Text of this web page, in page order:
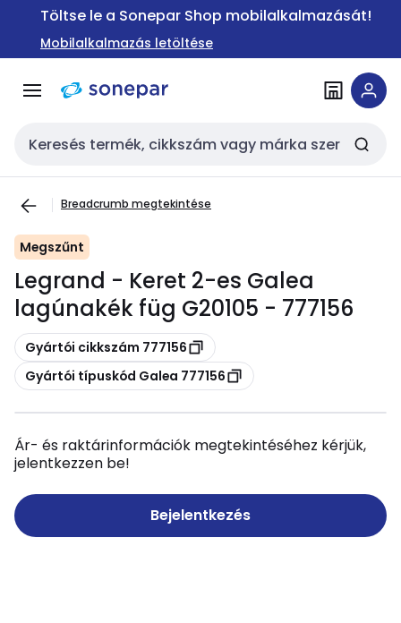
Ugrás a
Ugrás a
tartalomra
Töltse le a Sonepar Shop mobilalkalmazását!
Mobilalkalmazás letöltése
Keresési bemenet
Breadcrumb megtekintése
Megszűnt
Legrand - Keret 2-es Galea
lagúnakék füg G20105 - 777156
Másolás
Gyártói cikkszám 777156
Másolás
Gyártói típuskód Galea 777156
Ár- és raktárinformációk megtekintéséhez kérjük,
jelentkezzen be!
Bejelentkezés